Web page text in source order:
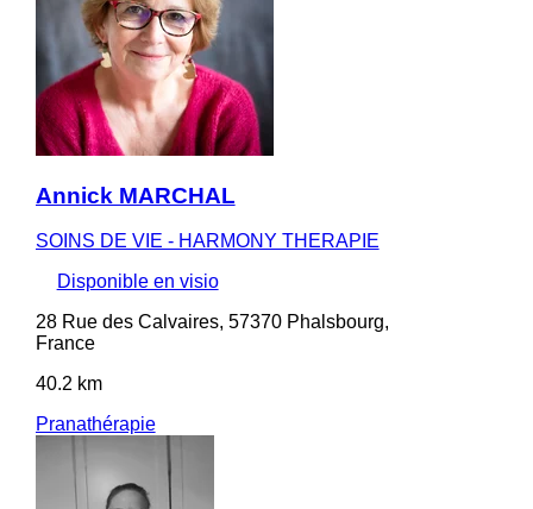
Annick MARCHAL
SOINS DE VIE - HARMONY THERAPIE
Disponible en visio
28 Rue des Calvaires, 57370 Phalsbourg,
France
40.2 km
Pranathérapie